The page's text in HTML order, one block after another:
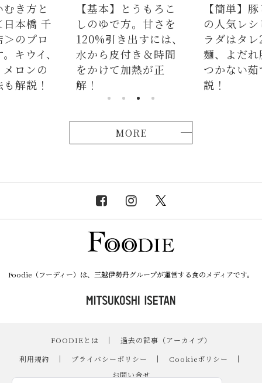
もろこ
。甘さを
すには、
き＆時間
が正
【簡単】豚しゃぶ肉
の人気レシピ4品。サ
ラダはタレ2種、つけ
麺、よだれ豚。パサ
つかない茹で方も解
説！
【まとめ
シピを
編集部が
MORE
Foodie（フーディー）は、三越伊勢丹グループが運営する食のメディアです。
FOODIEとは ｜
過去の記事（アーカイブ）
｜
利用規約 ｜ プライバシーポリシー ｜ Cookieポリシー
｜
お問い合せ